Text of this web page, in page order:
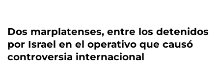
Dos marplatenses, entre los detenidos
por Israel en el operativo que causó
controversia internacional